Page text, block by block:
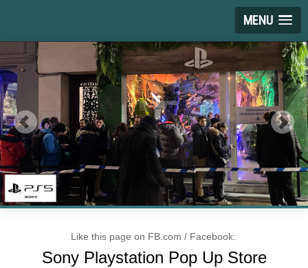
MENU
Like this page on FB.com / Facebook:
Sony Playstation Pop Up Store